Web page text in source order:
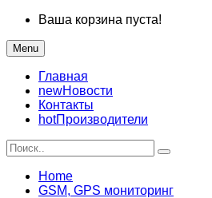
Ваша корзина пуста!
Menu
Главная
newНовости
Контакты
hotПроизводители
Home
GSM, GPS мониторинг